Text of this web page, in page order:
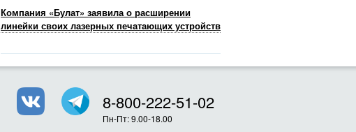
Компания «Булат» заявила о расширении
линейки своих лазерных печатающих устройств
8-800-222-51-02
Пн-Пт: 9.00-18.00